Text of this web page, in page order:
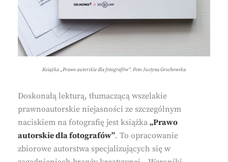
Książka „Prawo autorskie dla fotografów”. Foto Justyna Grochowska
Doskonałą lekturą, tłumaczącą wszelakie
prawnoautorskie niejasności ze szczególnym
naciskiem na fotografię jest książka „Prawo
autorskie dla fotografów”. To opracowanie
zbiorowe autorstwa specjalizujących się w